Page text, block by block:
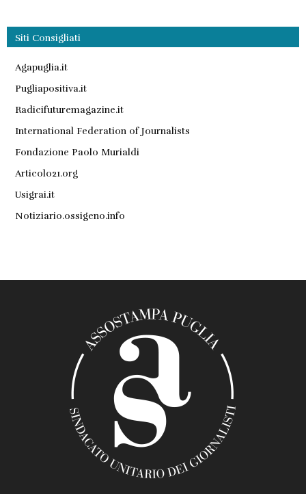
Siti Consigliati
Agapuglia.it
Pugliapositiva.it
Radicifuturemagazine.it
International Federation of Journalists
Fondazione Paolo Murialdi
Articolo21.org
Usigrai.it
Notiziario.ossigeno.info